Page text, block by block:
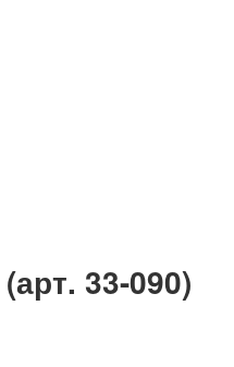
33-090)